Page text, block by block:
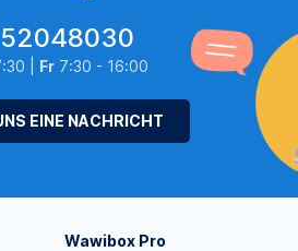
| Fr7:30 - 16:00
EINE NACHRICHT
Wawibox Pro